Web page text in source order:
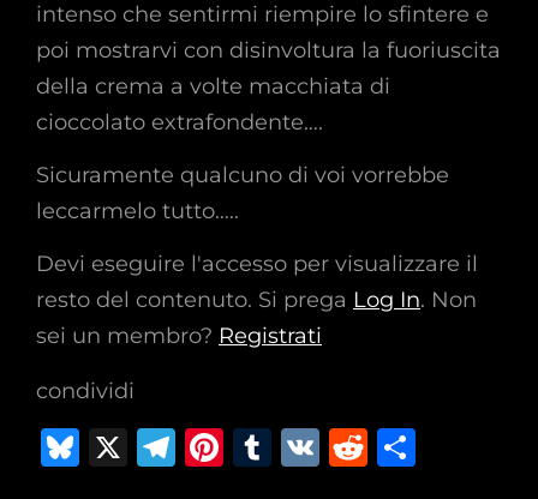
intenso che sentirmi riempire lo sfintere e
poi mostrarvi con disinvoltura la fuoriuscita
della crema a volte macchiata di
cioccolato extrafondente….
Sicuramente qualcuno di voi vorrebbe
leccarmelo tutto…..
Devi eseguire l'accesso per visualizzare il
resto del contenuto. Si prega Log In. Non
sei un membro? Registrati
condividi
B
X
T
Pi T
V
R